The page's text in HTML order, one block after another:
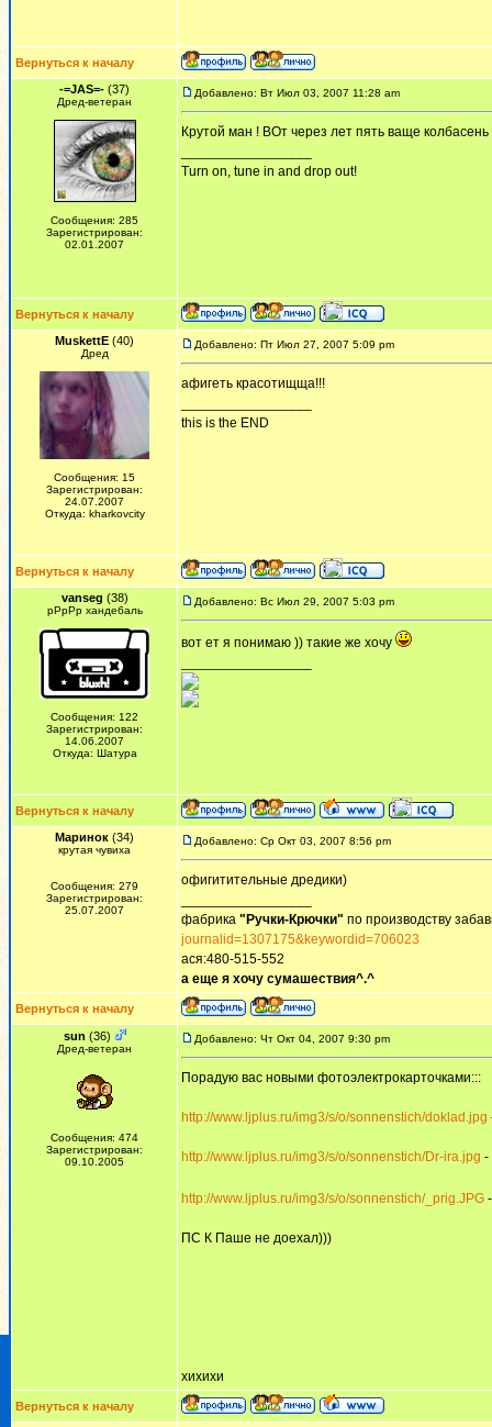
Вернуться к началу
-=JAS=- (37)
Дред-ветеран
Сообщения: 285
Зарегистрирован:
02.01.2007
Добавлено: Вт Июл 03, 2007 11:28 am
Крутой ман ! ВОт через лет пять ваще колбасень
Turn on, tune in and drop out!
Вернуться к началу
MuskettE (40)
Дред
Сообщения: 15
Зарегистрирован:
24.07.2007
Откуда: kharkovcity
Добавлено: Пт Июл 27, 2007 5:09 pm
афигеть красотищща!!!
this is the END
Вернуться к началу
vanseg (38)
рРрРр хандебаль
Сообщения: 122
Зарегистрирован:
14.06.2007
Откуда: Шатура
Добавлено: Вс Июл 29, 2007 5:03 pm
вот ет я понимаю )) такие же хочу
Вернуться к началу
Маринок (34)
крутая чувиха
Сообщения: 279
Зарегистрирован:
25.07.2007
Добавлено: Ср Окт 03, 2007 8:56 pm
офигитительные дредики)
фабрика "Ручки-Крючки" по производству
journalid=1307175&keywordid=706023
ася:480-515-552
а еще я хочу сумашествия^.^
Вернуться к началу
sun (36)
Дред-ветеран
Сообщения: 474
Зарегистрирован:
09.10.2005
Добавлено: Чт Окт 04, 2007 9:30 pm
Порадую вас новыми фотоэлектрокарточками:::
http://www.ljplus.ru/img3/s/o/sonnenstich/doklad.jpg
http://www.ljplus.ru/img3/s/o/sonnenstich/Dr-ira.jpg -
http://www.ljplus.ru/img3/s/o/sonnenstich/_prig.JPG
ПС К Паше не доехал)))
хихихи
Вернуться к началу